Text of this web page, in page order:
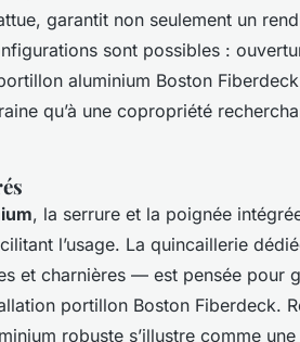
garantit non seulement un
sont possibles :
aluminium Boston
qu’à une copropriété
, la serrure et la poignée
l’usage. La quincaillerie
et charnières — est pensée pour
portillon Boston Fiberdeck.
robuste s’illustre comme